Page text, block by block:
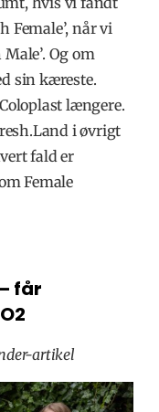
Female’, når vi
Og om
sin kæreste.
længere.
i øvrigt
fald er
Female
får
artikel